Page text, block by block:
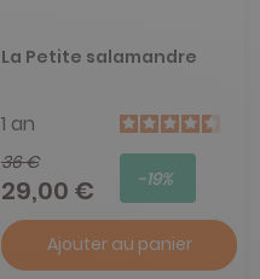
La Petite salamandre
1 an
36 €
29,00 € -19%
Ajouter au panier